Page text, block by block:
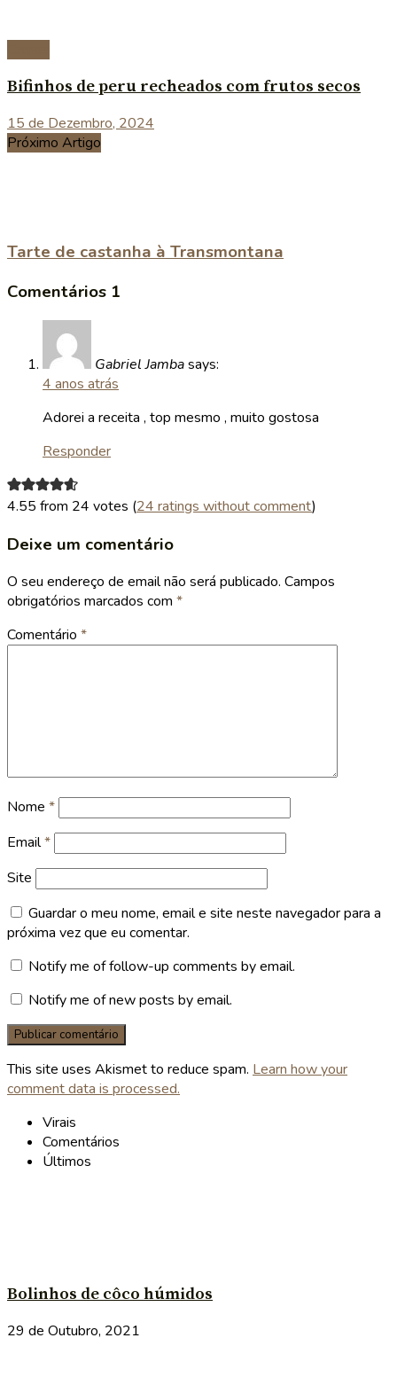
Bifinhos de peru recheados com frutos secos
15 de Dezembro, 2024
Próximo Artigo
Tarte de castanha à Transmontana
Comentários 1
Gabriel Jambasays:
4 anos atrás
Adorei a receita , top mesmo , muito gostosa
Responder
4.55 from 24 votes (24 ratings without comment)
Deixe um comentário
O seu endereço de email não será publicado. Campos
obrigatórios marcados com *
Comentário *
Nome *
Email*
Site
Guardar o meu nome, email e site neste navegador para a
próxima vez que eu comentar.
Notify me of follow-up comments by email.
Notify me of new posts by email.
This site uses Akismet to reduce spam. Learn how your
comment data is processed.
Virais
Comentários
Últimos
Bolinhos de côco húmidos
29 de Outubro, 2021